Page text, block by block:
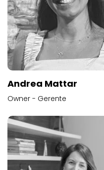
Andrea Mattar
Owner - Gerente